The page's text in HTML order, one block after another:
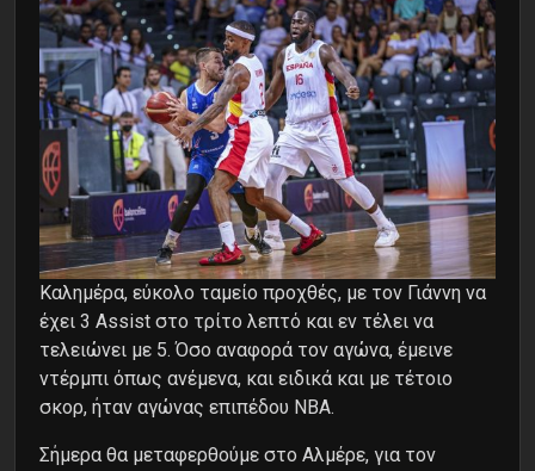
Καλημέρα, εύκολο ταμείο προχθές, με τον Γιάννη να
έχει 3 Assist στο τρίτο λεπτό και εν τέλει να
τελειώνει με 5. Όσο αναφορά τον αγώνα, έμεινε
ντέρμπι όπως ανέμενα, και ειδικά και με τέτοιο
σκορ, ήταν αγώνας επιπέδου NBA.
Σήμερα θα μεταφερθούμε στο Αλμέρε, για τον